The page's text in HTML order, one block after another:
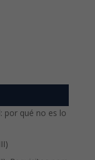
por qué no es lo